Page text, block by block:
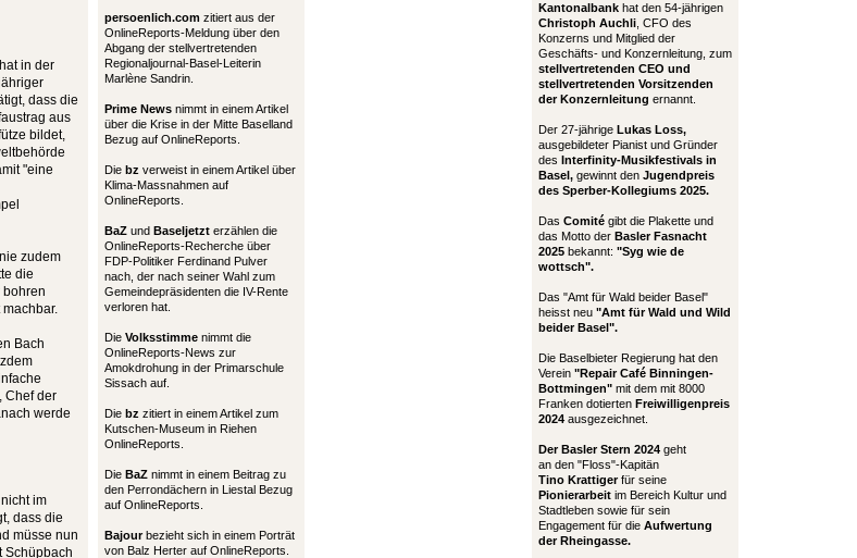
in der
dass die
aus
bildet,
"eine
zudem
die
bohren
Bach
Chef der
werde
im
dass die
müsse nun
Schüpbach
persoenlich.com zitiert aus der
OnlineReports-Meldung über den
Abgang der stellvertretenden
Regionaljournal-Basel-Leiterin
Marlène Sandrin.
Prime News nimmt in einem Artikel
über die Krise in der Mitte Baselland
Bezug auf OnlineReports.
Die bz verweist in einem Artikel über
Klima-Massnahmen auf
OnlineReports.
BaZ und Baseljetzt erzählen die
OnlineReports-Recherche über
FDP-Politiker Ferdinand Pulver
nach, der nach seiner Wahl zum
Gemeindepräsidenten die IV-Rente
verloren hat.
Die Volksstimme nimmt die
OnlineReports-News zur
Amokdrohung in der Primarschule
Sissach auf.
Die bz zitiert in einem Artikel zum
Kutschen-Museum in Riehen
OnlineReports.
Die BaZ nimmt in einem Beitrag zu
den Perrondächern in Liestal Bezug
auf OnlineReports.
Bajourbezieht sich in einem Porträt
von Balz Herter auf OnlineReports.
Kantonalbank hat den 54-jährigen
Christoph Auchli , CFO des
Konzerns und Mitglied der
Geschäfts- und Konzernleitung, zum
stellvertretenden CEO und
stellvertretenden Vorsitzenden
der Konzernleitung ernannt.
Der 27-jährige Lukas Loss,
ausgebildeter Pianist und Gründer
des Interfinity-Musikfestivals in
Basel, gewinnt den Jugendpreis
des Sperber-Kollegiums 2025.
Das Comité gibt die Plakette und
das Motto der Basler Fasnacht
2025 bekannt: "Syg wie de
wottsch".
Das "Amt für Wald beider Basel"
heisst neu "Amt für Wald und Wild
beider Basel".
Die Baselbieter Regierung hat den
Verein "Repair Café Binningen-
Bottmingen" mit dem mit 8000
Franken dotierten Freiwilligenpreis
2024 ausgezeichnet.
Der Basler Stern 2024 geht
an den "Floss"-Kapitän
Tino Krattigerfür seine
Pionierarbeit im Bereich Kultur und
Stadtleben sowie für sein
Engagement für die Aufwertung
der Rheingasse.